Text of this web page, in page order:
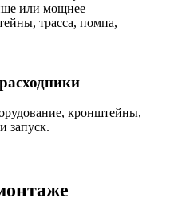
или мощнее
трасса, помпа,
кронштейны,
запуск.